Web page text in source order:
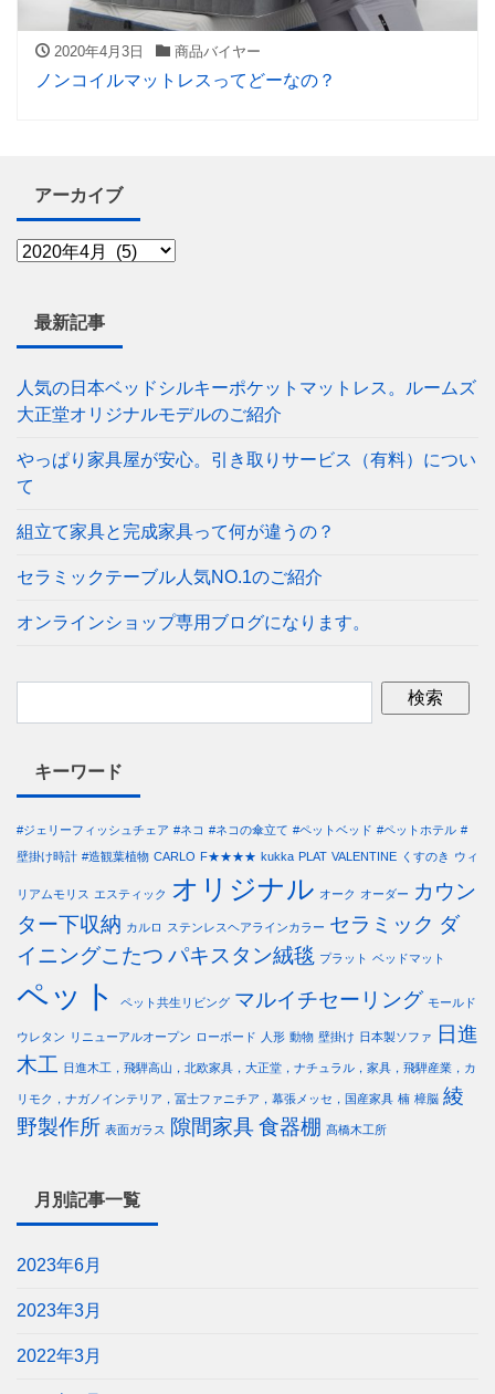
2020年4月3日 商品バイヤー
ノンコイルマットレスってどーなの？
アーカイブ
最新記事
人気の日本ベッドシルキーポケットマットレス。ルームズ
大正堂オリジナルモデルのご紹介
やっぱり家具屋が安心。引き取りサービス（有料）につい
て
組立て家具と完成家具って何が違うの？
セラミックテーブル人気NO.1のご紹介
オンラインショップ専用ブログになります。
キーワード
#ジェリーフィッシュチェア #ネコ #ネコの傘立て #ペットベッド #ペットホテル #
壁掛け時計 #造観葉植物 CARLO F★★★★ kukka PLAT VALENTINE くすのき ウィ
リアムモリス エスティック オリジナル オーク オーダー カウン
ター下収納 カルロ ステンレスヘアラインカラー セラミック ダ
イニングこたつ パキスタン絨毯 プラット ベッドマット
ペット ペット共生リビング マルイチセーリング モールド
ウレタン リニューアルオープン ローボード 人形 動物 壁掛け 日本製ソファ
日進
木工 日進木工，飛騨高山，北欧家具，大正堂，ナチュラル，家具，飛騨産業，カ
リモク，ナガノインテリア，冨士ファニチア，幕張メッセ，国産家具 楠 樟脳 綾
野製作所 表面ガラス 隙間家具食器棚 髙橋木工所
月別記事一覧
2023年6月
2023年3月
2022年3月